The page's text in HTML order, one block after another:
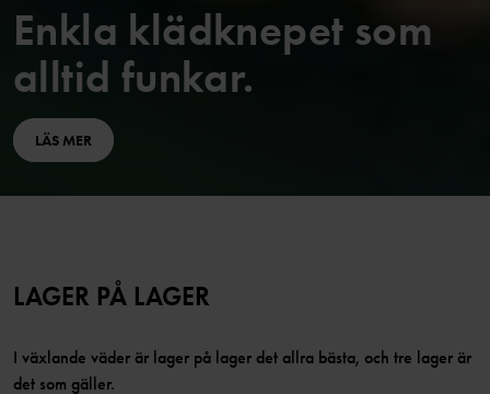
Enkla klädknepet som
alltid funkar.
LÄS MER
LAGER PÅ LAGER
I växlande väder är lager på lager det allra bästa, och tre lager är
det som gäller.